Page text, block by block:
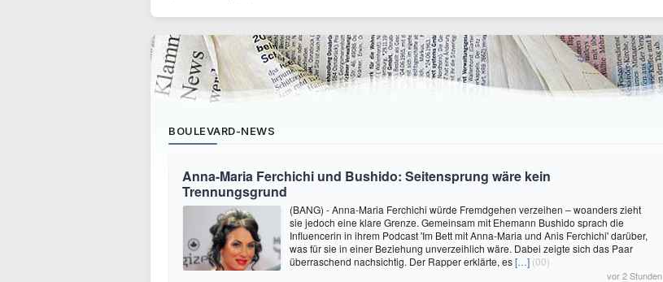
BOULEVARD-NEWS
Anna-Maria Ferchichi und Bushido: Seitensprung wäre kein
Trennungsgrund
(BANG) - Anna-Maria Ferchichi würde Fremdgehen verzeihen – woanders zieht
sie jedoch eine klare Grenze. Gemeinsam mit Ehemann Bushido sprach die
Influencerin in ihrem Podcast 'Im Bett mit Anna-Maria und Anis Ferchichi' darüber,
was für sie in einer Beziehung unverzeihlich wäre. Dabei zeigte sich das Paar
überraschend nachsichtig. Der Rapper erklärte, es[…] (00)
vor 2 Stunden